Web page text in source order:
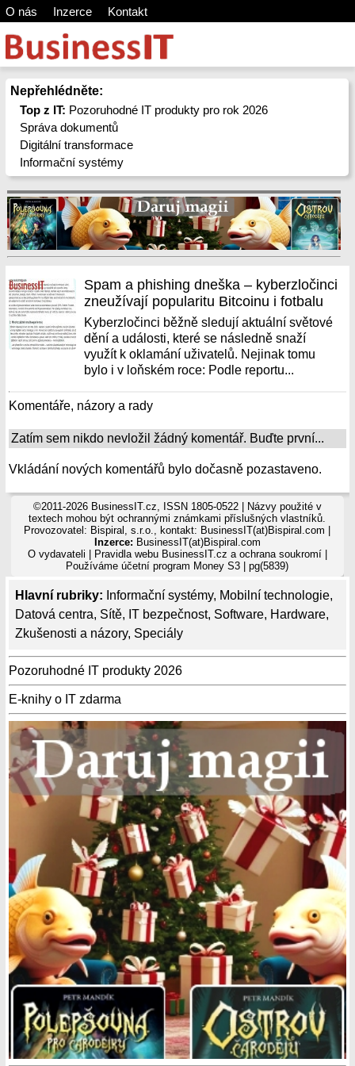
O nás Inzerce Kontakt
Nepřehlédněte:
Top z IT: Pozoruhodné IT produkty pro rok 2026
Správa dokumentů
Digitální transformace
Informační systémy
Hlavní rubriky: Informační systémy, Mobilní technologie,
Datová centra, Sítě, IT bezpečnost, Software, Hardware,
Zkušenosti a názory, Speciály
Pozoruhodné IT produkty 2026
E-knihy o IT zdarma
Spam a phishing dneška – kyberzločinci
zneužívají popularitu Bitcoinu i fotbalu
Kyberzločinci běžně sledují aktuální světové
dění a události, které se následně snaží
využít k oklamání uživatelů. Nejinak tomu
bylo i v loňském roce: Podle reportu...
Komentáře, názory a rady
Zatím sem nikdo nevložil žádný komentář. Buďte první...
Vkládání nových komentářů bylo dočasně pozastaveno.
©2011-2026 BusinessIT.cz, ISSN 1805-0522 | Názvy použité v
textech mohou být ochrannými známkami příslušných vlastníků.
Provozovatel: Bispiral, s.r.o., kontakt: BusinessIT(at)Bispiral.com |
Inzerce: BusinessIT(at)Bispiral.com
O vydavateli
Pravidla webu BusinessIT.cz a ochrana soukromí|
Používámeúčetní program Money S3 | pg(5839)